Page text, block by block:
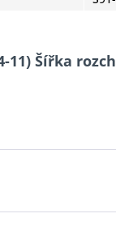
11) Šířka